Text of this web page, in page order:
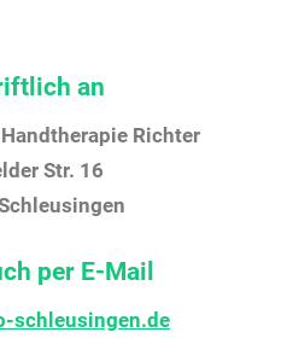
an
Richter
Str. 16
per E-Mail
schleusingen.de